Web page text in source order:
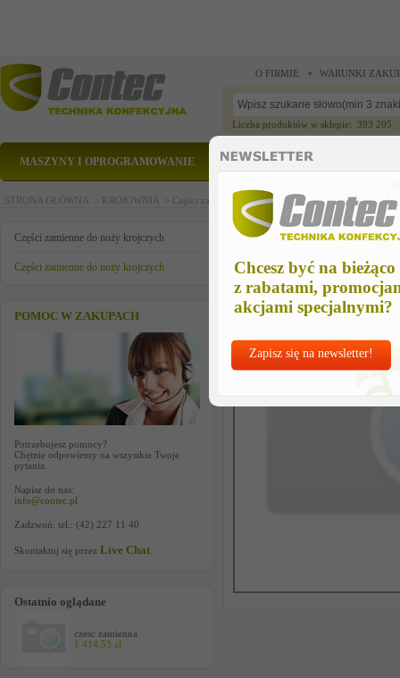
Chcesz być na bieżąco
z rabatami,
akcjami specjalnymi?
Zapisz się na newsletter!
O FIRMIE WARUNKI
Liczba produktów w sklepie: 393 205
MASZYNY I OPROGRAMOWANIE CZĘŚCI ZAMIENNE
STRONA GŁÓWNA > KROJOWNIA > Części zamienne do noży krojczych >Części
Części zamienne do noży krojczych
Części zamienne do noży krojczych
POMOC W ZAKUPACH
Potrzebujesz pomocy?
Chętnie odpowiemy na wszystkie Twoje
pytania.
Napisz do nas:
info@contec.pl
Zadzwoń: tel.: (42) 227 11 40
Skontaktuj się przez Live Chat
Ostatnio oglądane
czesc zamienna
1 414,53 zł
czesc zamienna